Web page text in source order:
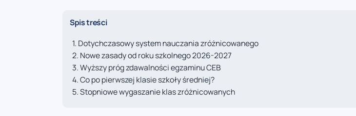
Spis treści
Dotychczasowy system nauczania zróżnicowanego
Nowe zasady od roku szkolnego 2026-2027
Wyższy próg zdawalności egzaminu CEB
Co po pierwszej klasie szkoły średniej?
Stopniowe wygaszanie klas zróżnicowanych